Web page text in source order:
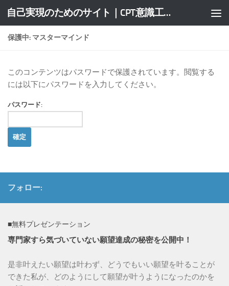
コンテンツへスキップ 自己実現のためのサイト｜CPT意識工学研究所
保護中: マスターマインド
このコンテンツはパスワードで保護されています。閲覧する
には以下にパスワードを入力してください。
パスワード:
フォロー:
■無料プレゼンテーション
専門家すら気づいていない願望達成の秘密を公開中！
是非叶えたい願望は叶わず、どうでもいい願望を叶ることが
できた私が、どのようにして願望が叶うようになったのかを